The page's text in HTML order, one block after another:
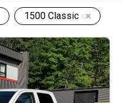
1500 Classic